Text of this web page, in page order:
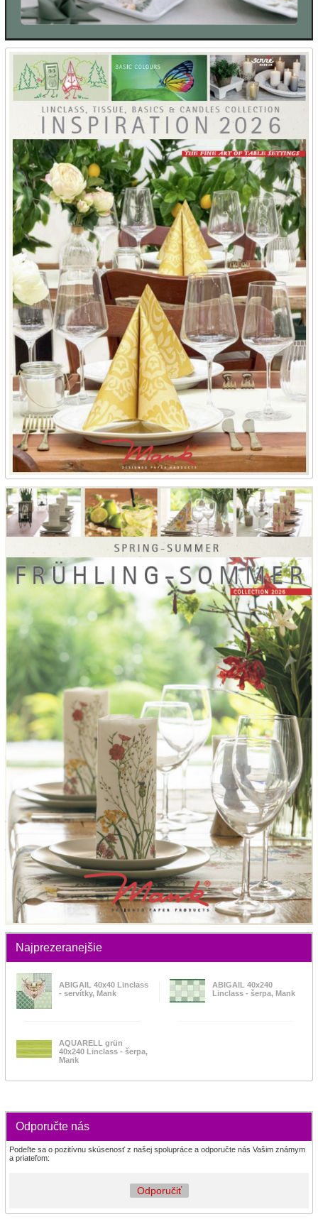
Najprezeranejšie
ABIGAIL 40x40 Linclass
- servítky, Mank
ABIGAIL 40x240
Linclass - šerpa, Mank
AQUARELL grün
40x240 Linclass - šerpa,
Mank
Odporučte nás
Podeľte sa o pozitívnu skúsenosť z našej spolupráce a odporučte nás Vašim známym
a priateľom:
Odporučiť